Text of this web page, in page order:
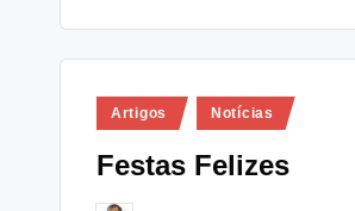
Posted
Artigos Notícias
Festas Felizes